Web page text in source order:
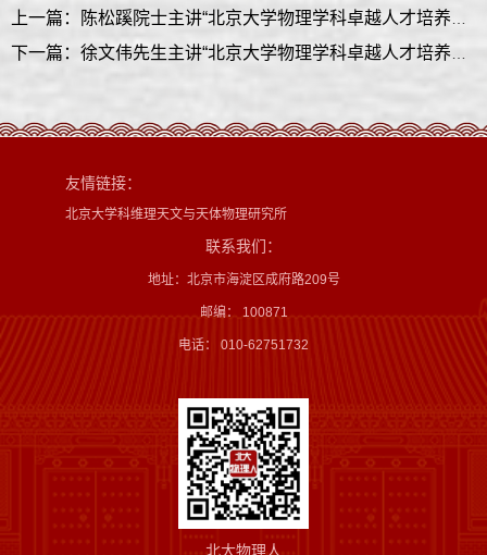
友情链接：
北京大学科维理天文与天体物理研究所
联系我们：
地址：北京市海淀区成府路209号
邮编： 100871
电话： 010-62751732
北大物理人